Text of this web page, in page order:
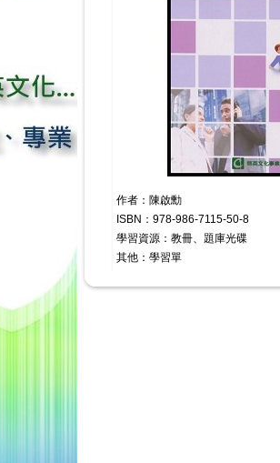
作者：陳啟勳
ISBN：978-986-7115-50-8
學習資源：教冊、題庫光碟
其他：學習單